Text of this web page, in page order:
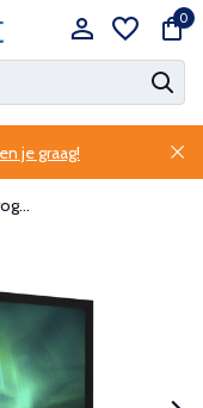
0
je graag!